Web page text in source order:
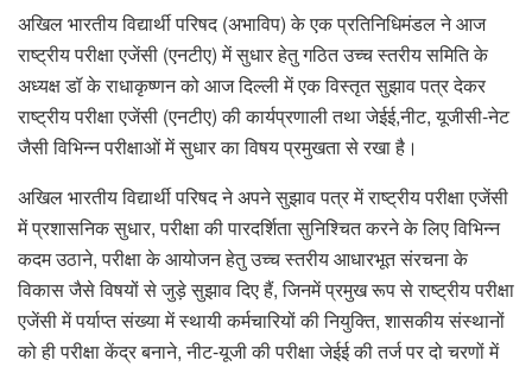
अखिल भारतीय विद्यार्थी परिषद (अभाविप) के एक प्रतिनिधिमंडल ने आज
राष्ट्रीय परीक्षा एजेंसी (एनटीए) में सुधार हेतु गठित उच्च स्तरीय समिति के
अध्यक्ष डॉ के राधाकृष्णन को आज दिल्ली में एक विस्तृत सुझाव पत्र देकर
राष्ट्रीय परीक्षा एजेंसी (एनटीए) की कार्यप्रणाली तथा जेईई,नीट, यूजीसी-नेट
जैसी विभिन्न परीक्षाओं में सुधार का विषय प्रमुखता से रखा है।
अखिल भारतीय विद्यार्थी परिषद ने अपने सुझाव पत्र में राष्ट्रीय परीक्षा एजेंसी
में प्रशासनिक सुधार, परीक्षा की पारदर्शिता सुनिश्चित करने के लिए विभिन्न
कदम उठाने, परीक्षा के आयोजन हेतु उच्च स्तरीय आधारभूत संरचना के
विकास जैसे विषयों से जुड़े सुझाव दिए हैं, जिनमें प्रमुख रूप से राष्ट्रीय परीक्षा
एजेंसी में पर्याप्त संख्या में स्थायी कर्मचारियों की नियुक्ति, शासकीय संस्थानों
को ही परीक्षा केंद्र बनाने, नीट-यूजी की परीक्षा जेईई की तर्ज पर दो चरणों में